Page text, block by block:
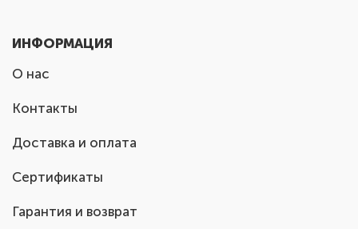
ИНФОРМАЦИЯ
О нас
Контакты
Доставка и оплата
Сертификаты
Гарантия и возврат